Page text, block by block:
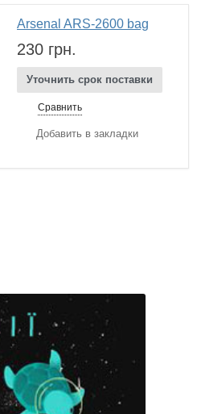
Arsenal ARS-2600 bag
230 грн.
Уточнить срок поставки
Сравнить
Добавить в закладки